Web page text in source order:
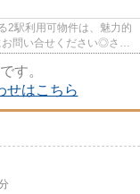
2駅利用可物件は、魅力的
問い合せください◎さく
す。
せはこちら